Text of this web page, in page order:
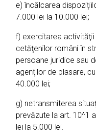
e) încălcarea
7.000 lei la 10.000 lei;
f) exercitarea activităţii
cetăţenilor români în
persoane juridice sau
agenţilor de plasare,
40.000 lei;
g) netransmiterea
prevăzute la art. 10^1
lei la 5.000 lei.